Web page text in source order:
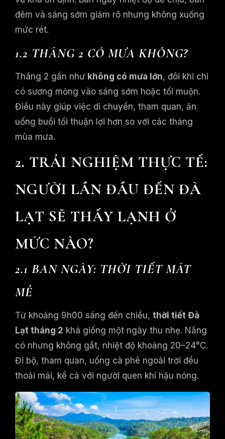
đêm và sáng sớm giảm rõ nhưng không xuống
mức rét.
1.2 THÁNG 2 CÓ MƯA KHÔNG?
Tháng 2 gần như không có mưa lớn, đôi khi chỉ
có sương mỏng vào sáng sớm hoặc tối muộn.
Điều này giúp việc di chuyển, tham quan, ăn
uống buổi tối thuận lợi hơn so với các tháng
mùa mưa.
2. TRẢI NGHIỆM THỰC TẾ:
NGƯỜI LẦN ĐẦU ĐẾN ĐÀ
LẠT SẼ THẤY LẠNH Ở
MỨC NÀO?
2.1 BAN NGÀY: THỜI TIẾT MÁT
MẺ
Từ khoảng 9h00 sáng đến chiều, thời tiết Đà
Lạt tháng 2 khá giống một ngày thu nhẹ. Nắng
có nhưng không gắt, nhiệt độ khoảng 20–24°C.
Đi bộ, tham quan, uống cà phê ngoài trời đều
thoải mái, kể cả với người quen khí hậu nóng.